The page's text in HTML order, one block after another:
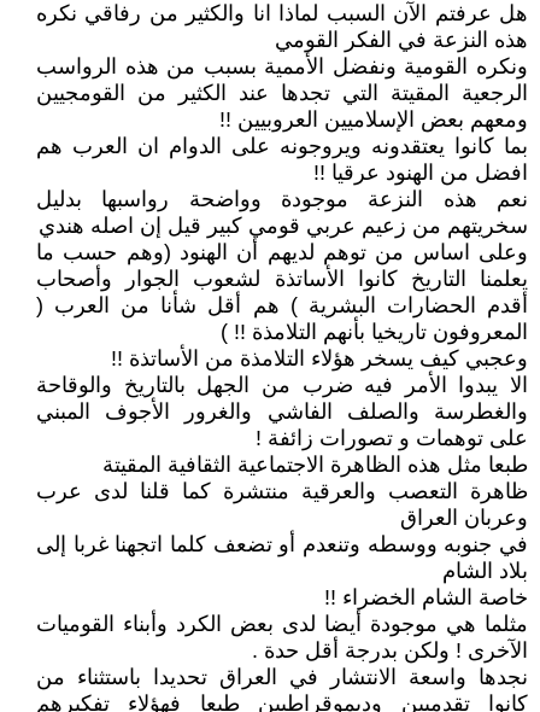
هل عرفتم الآن السبب لماذا انا والكثير من رفاقي نكره
هذه النزعة في الفكر القومي
ونكره القومية ونفضل الأممية بسبب من هذه الرواسب
الرجعية المقيتة التي تجدها عند الكثير من القومجيين
ومعهم بعض الإسلاميين العروبيين !!
بما كانوا يعتقدونه ويروجونه على الدوام ان العرب هم
افضل من الهنود عرقيا !!
نعم هذه النزعة موجودة وواضحة رواسبها بدليل
سخريتهم من زعيم عربي قومي كبير قيل إن اصله هندي
وعلى اساس من توهم لديهم أن الهنود (وهم حسب ما
يعلمنا التاريخ كانوا الأساتذة لشعوب الجوار وأصحاب
أقدم الحضارات البشرية ) هم أقل شأنا من العرب (
المعروفون تاريخيا بأنهم التلامذة !! )
وعجبي كيف يسخر هؤلاء التلامذة من الأساتذة !!
الا يبدوا الأمر فيه ضرب من الجهل بالتاريخ والوقاحة
والغطرسة والصلف الفاشي والغرور الأجوف المبني
على توهمات و تصورات زائفة !
طبعا مثل هذه الظاهرة الاجتماعية الثقافية المقيتة
ظاهرة التعصب والعرقية منتشرة كما قلنا لدى عرب
وعربان العراق
في جنوبه ووسطه وتنعدم أو تضعف كلما اتجهنا غربا إلى
بلاد الشام
خاصة الشام الخضراء !!
مثلما هي موجودة أيضا لدى بعض الكرد وأبناء القوميات
الآخرى ! ولكن بدرجة أقل حدة .
نجدها واسعة الانتشار في العراق تحديدا باستثناء من
كانوا تقدميين وديموقراطيين طبعا فهؤلاء تفكيرهم